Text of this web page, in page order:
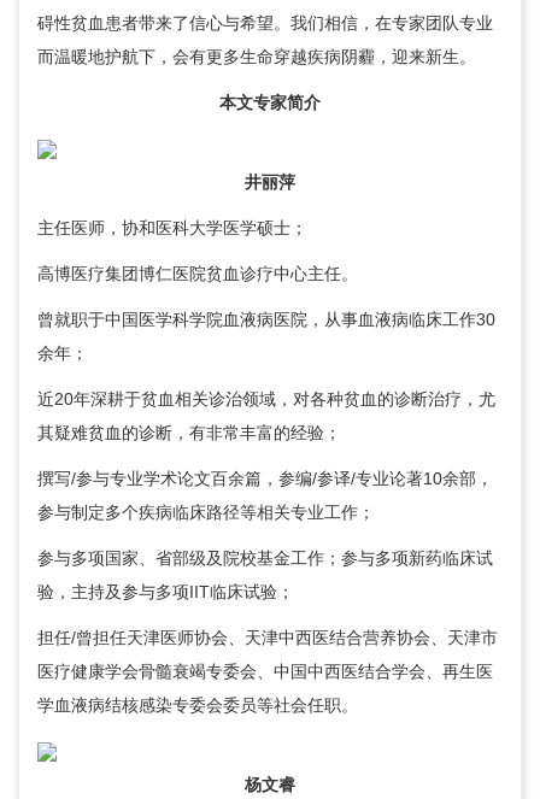
碍性贫血患者带来了信心与希望。我们相信，在专家团队专业
而温暖地护航下，会有更多生命穿越疾病阴霾，迎来新生。
本文专家简介
井丽萍
主任医师，协和医科大学医学硕士；
高博医疗集团博仁医院贫血诊疗中心主任。
曾就职于中国医学科学院血液病医院，从事血液病临床工作30
余年；
近20年深耕于贫血相关诊治领域，对各种贫血的诊断治疗，尤
其疑难贫血的诊断，有非常丰富的经验；
撰写/参与专业学术论文百余篇，参编/参译/专业论著10余部，
参与制定多个疾病临床路径等相关专业工作；
参与多项国家、省部级及院校基金工作；参与多项新药临床试
验，主持及参与多项IIT临床试验；
担任/曾担任天津医师协会、天津中西医结合营养协会、天津市
医疗健康学会骨髓衰竭专委会、中国中西医结合学会、再生医
学血液病结核感染专委会委员等社会任职。
杨文睿